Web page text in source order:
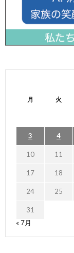
月 火
3 4
10 11
17 18
24 25
31
« 7月